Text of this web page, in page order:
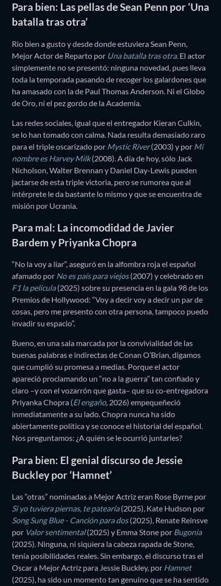
Para bien: Las pellas de Sean Penn por ‘Una
batalla tras otra’
Rio bien a gusto y desde donde estuviera Sean Penn,
Mejor Actor de Reparto por Una batalla tras otra. El actor
simplemente no se presentó: ninguna novedad, pues lleva
toda la temporada pasando de recoger los galardones que
ha amasado con la de Paul Thomas Anderson. Ni el Globo
de Oro, ni el pez gordo de la Academia.
Las redes sociales, igual que el entregador Kieran Culkin,
se lo han tomado con calma. Nada resulta demasiado raro
para el triple oscarizado por Mystic River(2003) y por Mi
nombre es Harvey Milk(2008). A día de hoy, sólo Jack
Nicholson, Walter Brennan y Daniel Day-Lewis pueden
jactarse de esta triple victoria, pero se rumorea que al
intérprete le da bastante lo mismo y que se encuentra de
misión por Ucrania.
Para mal: La incomodidad de Javier
Bardem y Priyanka Chopra
“No la voy a liar”, aseguró en la alfombra roja el español
afamado por No es país para viejos(2007) y celebrado en
F1 la película(2025) sobre su presencia en la gala 98 de los
Premios de Hollywood: “Voy a decir voy a decir un par de
cosas, pero me presento con otra persona, tampoco puedo
invadir su espacio”.
Bueno, en una sala marcada por la convivialidad de las
buenas palabras e indirectas de Conan O’Brian, digamos
que cumplió su promesa a medias. Porque el actor
apareció proclamando un “no a la guerra” tan confiado y
claro –y con el vozarrón que gasta– que su co-entregadora
Priyanka Chopra (El engaño, 2026) empequeñeció
inmediatamente a su lado. Chopra nunca ha sido
abiertamente política y se conoce el historial del español.
Nos preguntamos: ¿A quién se le ocurrió juntarles?
Para bien: El genial discurso de Jessie
Buckley por ‘Hamnet’
Las “otras” nominadas a Mejor Actriz eran Rose Byrne por
Si yo tuviera piernas, te patearía(2025), Kate Hudson por
Song Sung Blue - Canción para dos(2025), Renate Reinsve
por Valor sentimental(2025) y Emma Stone por Bugonia
(2025). Ninguna, ni siquiera la cabeza rapada de Stone,
tenía posibilidades reales. Sin embargo, el discurso tras el
Oscar a Mejor Actriz para Jessie Buckley, por Hamnet
(2025), ha sido un momento tan genuino que se ha sentido